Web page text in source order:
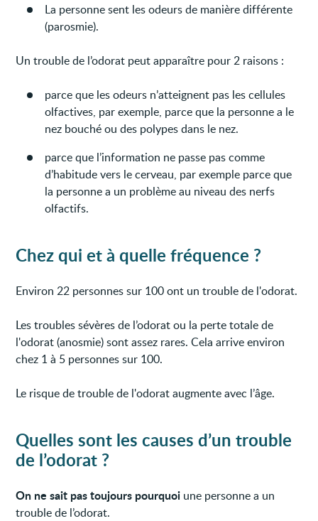
La personne sent les odeurs de manière différente
(parosmie).
Un trouble de l’odorat peut apparaître pour 2 raisons :
parce que les odeurs n’atteignent pas les cellules
olfactives, par exemple, parce que la personne a le
nez bouché ou des polypes dans le nez.
parce que l’information ne passe pas comme
d’habitude vers le cerveau, par exemple parce que
la personne a un problème au niveau des nerfs
olfactifs.
Chez qui et à quelle fréquence ?
Environ 22 personnes sur 100 ont un trouble de l'odorat.
Les troubles sévères de l’odorat ou la perte totale de
l'odorat (anosmie) sont assez rares. Cela arrive environ
chez 1 à 5 personnes sur 100.
Le risque de trouble de l'odorat augmente avec l’âge.
Quelles sont les causes d’un trouble
de l’odorat ?
On ne sait pas toujours pourquoi une personne a un
trouble de l’odorat.